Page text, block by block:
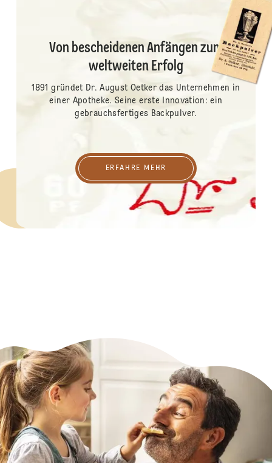
Von bescheidenen Anfängen zum
weltweiten Erfolg
1891 gründet Dr. August Oetker das Unternehmen in
einer Apotheke. Seine erste Innovation: ein
gebrauchsfertiges Backpulver.
ERFAHRE MEHR